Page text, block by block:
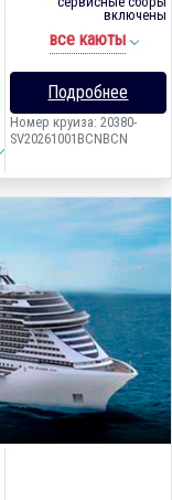
включены
все каюты
Подробнее
Номер круиза: 20380-
SV20261001BCNBCN